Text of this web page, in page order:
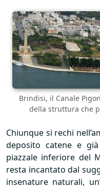
Brindisi, il Canale
della struttura che
Chiunque si rechi
deposito catene e
piazzale inferiore del
resta incantato dal
insenature naturali,